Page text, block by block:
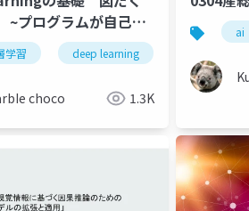
artificial intelligence machine learning
プログラムが自己学
み~
学習 deep learning
choco 1.3K
ai